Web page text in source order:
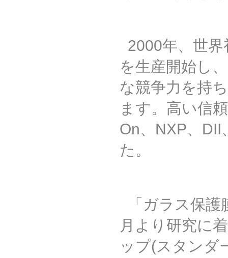
2000年、世
を生産開始し
な競争力を持
ます。 高い信
On、 NXP、 DII
た。
「ガラス保護
月より研究に
ップ(スタンダ